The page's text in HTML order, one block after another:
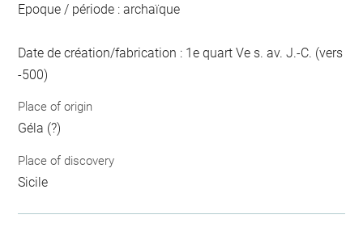
Epoque / période : archaïque
Date de création/fabrication : 1e quart Ve s. av. J.-C. (vers
-500)
Place of origin
Géla (?)
Place of discovery
Sicile